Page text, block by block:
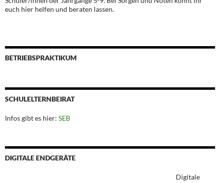
euch hier helfen und beraten lassen.
BETRIEBSPRAKTIKUM
SCHULELTERNBEIRAT
Infos gibt es hier: SEB
DIGITALE ENDGERÄTE
Digitale